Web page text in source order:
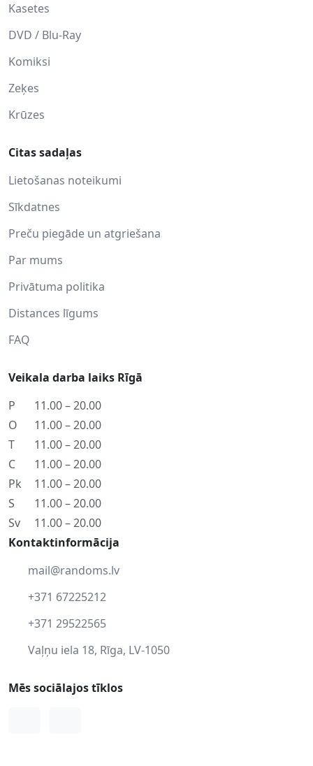
Kasetes
DVD / Blu-Ray
Komiksi
Zeķes
Krūzes
Citas sadaļas
Lietošanas noteikumi
Sīkdatnes
Preču piegāde un atgriešana
Par mums
Privātuma politika
Distances līgums
FAQ
Veikala darba laiks Rīgā
P
11.00 – 20.00
O
11.00 – 20.00
T
11.00 – 20.00
C
11.00 – 20.00
Pk
11.00 – 20.00
S
11.00 – 20.00
Sv
11.00 – 20.00
Kontaktinformācija
mail@randoms.lv
+371 67225212
+371 29522565
Vaļņu iela 18, Rīga, LV-1050
Mēs sociālajos tīklos